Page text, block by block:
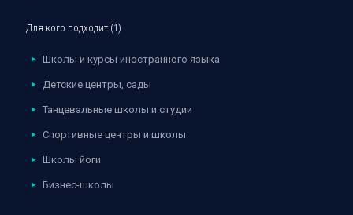
Для кого подходит (1)
Школы и курсы иностранного языка
Детские центры, сады
Танцевальные школы и студии
Спортивные центры и школы
Школы йоги
Бизнес-школы